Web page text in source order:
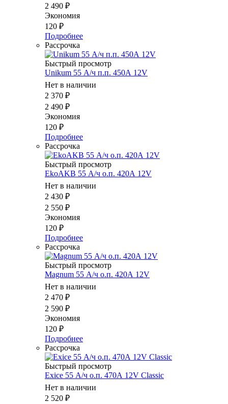
2 490 ₽
Экономия
120 ₽
Подробнее
Рассрочка
Быстрый просмотр
Unikum 55 А/ч п.п. 450А 12V
Нет в наличии
2 370 ₽
2 490 ₽
Экономия
120 ₽
Подробнее
Рассрочка
Быстрый просмотр
EkoAKB 55 А/ч о.п. 420А 12V
Нет в наличии
2 430 ₽
2 550 ₽
Экономия
120 ₽
Подробнее
Рассрочка
Быстрый просмотр
Magnum 55 А/ч о.п. 420А 12V
Нет в наличии
2 470 ₽
2 590 ₽
Экономия
120 ₽
Подробнее
Рассрочка
Быстрый просмотр
Exice 55 А/ч о.п. 470А 12V Classic
Нет в наличии
2 520 ₽